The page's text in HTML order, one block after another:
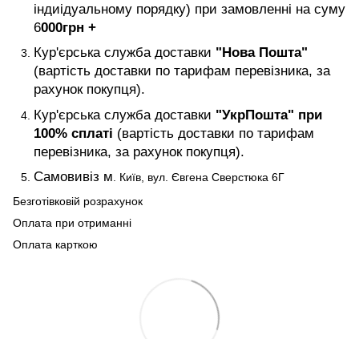
індиідуальному порядку) при замовленні на суму
6000грн +
Кур'єрська служба доставки "Нова Пошта"
(вартість доставки по тарифам перевізника, за
рахунок покупця).
Кур'єрська служба доставки "УкрПошта" при
100% сплаті (вартість доставки по тарифам
перевізника, за рахунок покупця).
Самовивіз м . Київ, вул. Євгена Сверстюка 6Г
Безготівковій розрахунок
Оплата при отриманні
Оплата карткою